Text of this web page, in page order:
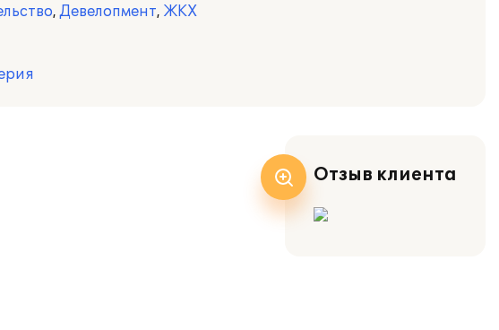
, Девелопмент, ЖКХ
Отзыв клиента